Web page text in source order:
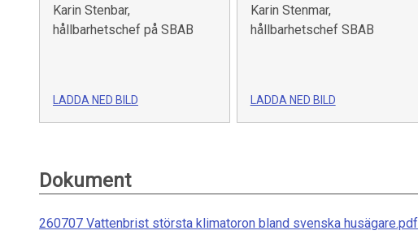
Karin Stenbar,
hållbarhetschef på SBAB
LADDA NED BILD
Karin Stenmar,
hållbarhetschef SBAB
LADDA NED BILD
Dokument
260707 Vattenbrist största klimatoron bland svenska husägare.pdf